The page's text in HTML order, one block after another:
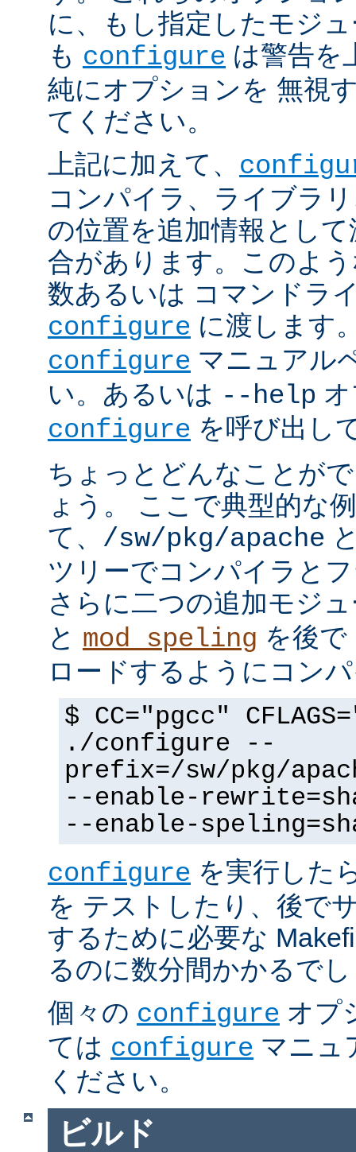
に、もし指定したモジ
も configure は警告を
純にオプションを 無視
てください。
上記に加えて、
コンパイラ、ライブラ
の位置を追加情報とし
合があります。このよ
数あるいは コマンドラ
configure に渡します
configure マニュアル
い。あるいは --help
configure を呼び出し
ちょっとどんなことが
ょう。 ここで典型的な
て、 /sw/pkg/apache
ツリーでコンパイラと
さらに二つの追加モジ
と mod_speling を後
ロードするようにコン
$ CC="pgcc"
./configure --
prefix=/sw/pkg/
--enable-
--enable-
configure を実行した
を テストしたり、後で
するために必要な
るのに数分間かかるで
個々の configure オプ
ては configure マニュ
ください。
ビルド